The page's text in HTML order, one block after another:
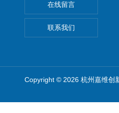
在线留言
联系我们
Copyright © 2026 杭州嘉维创